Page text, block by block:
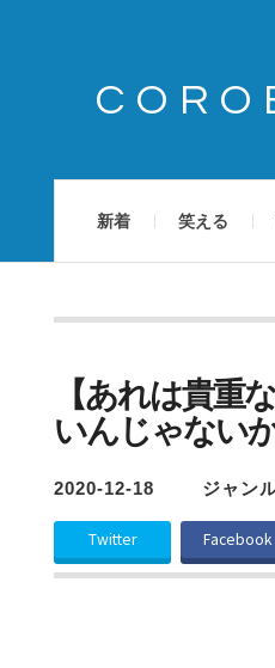
新着 笑える
【あれは貴重
いんじゃない
2020-12-18 ジャン
Twitter Facebook